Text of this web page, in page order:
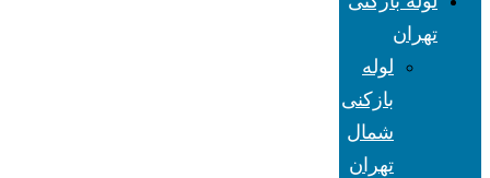
تهران
لوله
بازکنی
شمال
تهران